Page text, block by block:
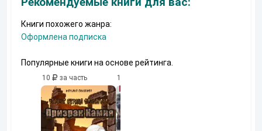
Книги похожего жанра:
Оформлена подписка
Популярные книги на основе рейтинга.
10 за часть 10